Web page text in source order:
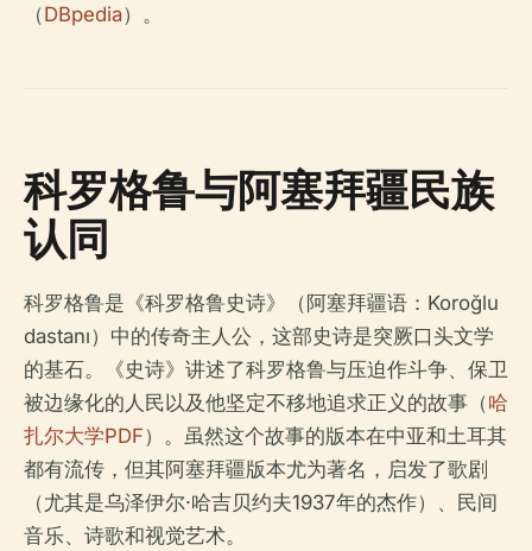
（DBpedia）。
科罗格鲁与阿塞拜疆民族
认同
科罗格鲁是《科罗格鲁史诗》（阿塞拜疆语：Koroğlu
dastanı）中的传奇主人公，这部史诗是突厥口头文学
的基石。《史诗》讲述了科罗格鲁与压迫作斗争、保卫
被边缘化的人民以及他坚定不移地追求正义的故事（哈
扎尔大学PDF）。虽然这个故事的版本在中亚和土耳其
都有流传，但其阿塞拜疆版本尤为著名，启发了歌剧
（尤其是乌泽伊尔·哈吉贝约夫1937年的杰作）、民间
音乐、诗歌和视觉艺术。